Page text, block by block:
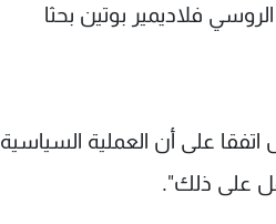
فلاديمير بوتين بحثا
على أن العملية السياسية
على ذلك".